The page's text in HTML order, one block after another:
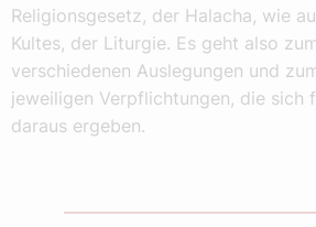
Religionsgesetz, der Halacha, wie
Kultes, der Liturgie. Es geht also
verschiedenen Auslegungen und
jeweiligen Verpflichtungen, die sich
daraus ergeben.